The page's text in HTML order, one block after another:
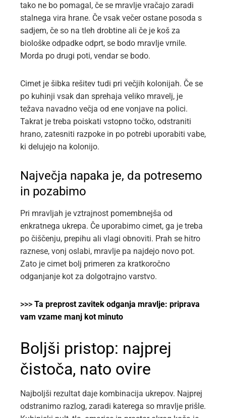
tako ne bo pomagal, če se mravlje vračajo zaradi
stalnega vira hrane. Če vsak večer ostane posoda s
sadjem, če so na tleh drobtine ali če je koš za
biološke odpadke odprt, se bodo mravlje vrnile.
Morda po drugi poti, vendar se bodo.
Cimet je šibka rešitev tudi pri večjih kolonijah. Če se
po kuhinji vsak dan sprehaja veliko mravelj, je
težava navadno večja od ene vonjave na polici.
Takrat je treba poiskati vstopno točko, odstraniti
hrano, zatesniti razpoke in po potrebi uporabiti vabe,
ki delujejo na kolonijo.
Največja napaka je, da potresemo
in pozabimo
Pri mravljah je vztrajnost pomembnejša od
enkratnega ukrepa. Če uporabimo cimet, ga je treba
po čiščenju, prepihu ali vlagi obnoviti. Prah se hitro
raznese, vonj oslabi, mravlje pa najdejo novo pot.
Zato je cimet bolj primeren za kratkoročno
odganjanje kot za dolgotrajno varstvo.
>>> Ta preprost zavitek odganja mravlje: priprava
vam vzame manj kot minuto
Boljši pristop: najprej
čistoča, nato ovire
Najboljši rezultat daje kombinacija ukrepov. Najprej
odstranimo razlog, zaradi katerega so mravlje prišle.